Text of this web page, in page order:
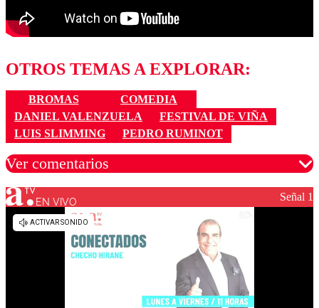
OTROS TEMAS A EXPLORAR:
BROMAS
COMEDIA
DANIEL VALENZUELA
FESTIVAL DE VIÑA
LUIS SLIMMING
PEDRO RUMINOT
Ver comentarios
Los comentarios son moderados para garantizar un
diálogo respetuoso.
EN VIVO Señal 1